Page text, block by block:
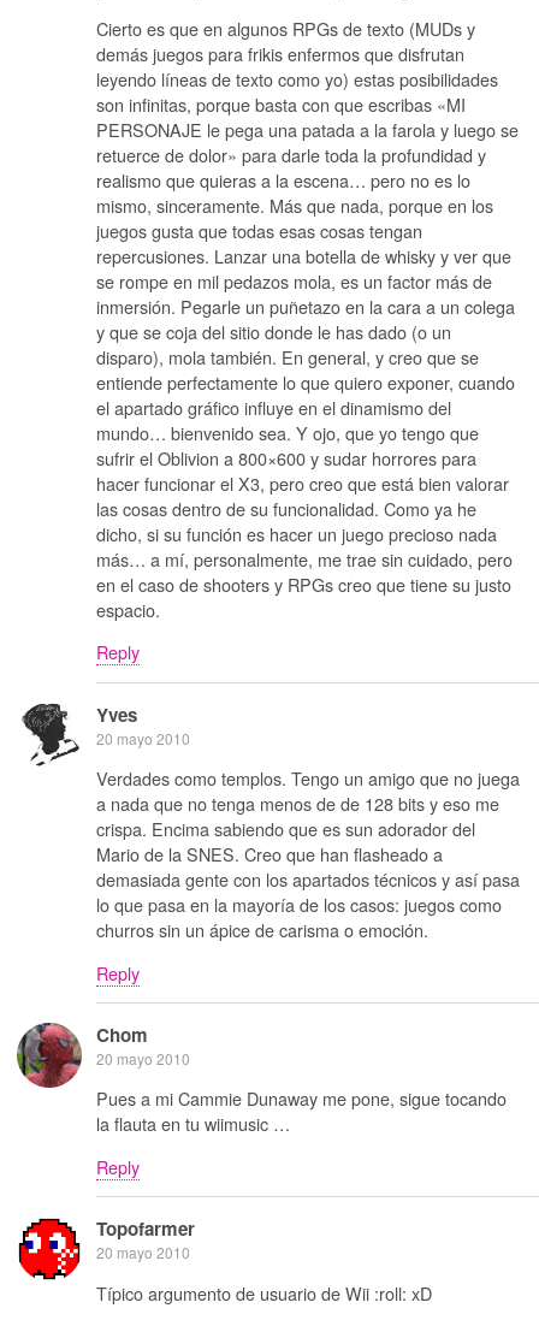
Cierto es que en algunos RPGs de texto (MUDs y
demás juegos para frikis enfermos que disfrutan
leyendo líneas de texto como yo) estas posibilidades
son infinitas, porque basta con que escribas «MI
PERSONAJE le pega una patada a la farola y luego se
retuerce de dolor» para darle toda la profundidad y
realismo que quieras a la escena… pero no es lo
mismo, sinceramente. Más que nada, porque en los
juegos gusta que todas esas cosas tengan
repercusiones. Lanzar una botella de whisky y ver que
se rompe en mil pedazos mola, es un factor más de
inmersión. Pegarle un puñetazo en la cara a un colega
y que se coja del sitio donde le has dado (o un
disparo), mola también. En general, y creo que se
entiende perfectamente lo que quiero exponer, cuando
el apartado gráfico influye en el dinamismo del
mundo… bienvenido sea. Y ojo, que yo tengo que
sufrir el Oblivion a 800×600 y sudar horrores para
hacer funcionar el X3, pero creo que está bien valorar
las cosas dentro de su funcionalidad. Como ya he
dicho, si su función es hacer un juego precioso nada
más… a mí, personalmente, me trae sin cuidado, pero
en el caso de shooters y RPGs creo que tiene su justo
espacio.
Reply
Yves
20 mayo 2010
Verdades como templos. Tengo un amigo que no juega
a nada que no tenga menos de de 128 bits y eso me
crispa. Encima sabiendo que es sun adorador del
Mario de la SNES. Creo que han flasheado a
demasiada gente con los apartados técnicos y así pasa
lo que pasa en la mayoría de los casos: juegos como
churros sin un ápice de carisma o emoción.
Reply
Chom
20 mayo 2010
Pues a mi Cammie Dunaway me pone, sigue tocando
la flauta en tu wiimusic …
Reply
Topofarmer
20 mayo 2010
Típico argumento de usuario de Wii :roll: xD